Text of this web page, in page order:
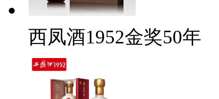
西凤酒1952金奖50年